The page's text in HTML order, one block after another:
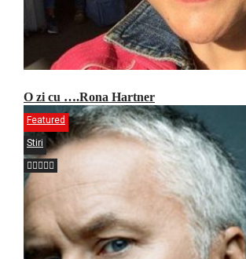
O zi cu ….Rona Hartner
Featured
Stiri